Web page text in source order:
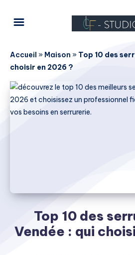
Accueil » Maison » Top 10 des
choisir en 2026 ?
Top 10 des
Vendée : qui